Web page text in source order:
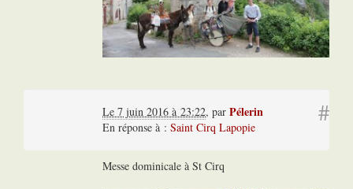
#
Le 7 juin 2016 à 23:22, par Pélerin
En réponse à : Saint Cirq Lapopie
Messe dominicale à St Cirq